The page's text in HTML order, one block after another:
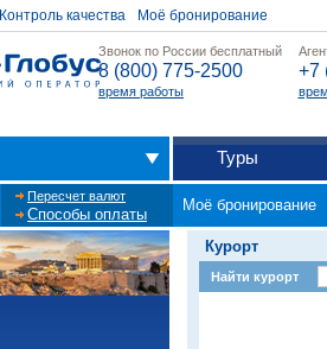
Контроль качества Моё бронирование
Звонок по России бесплатный
8 (800) 775-2500
время работы
+7
Туры
Пересчет валют
Способы оплаты
Моё бронирование
Курорт
Найти курорт